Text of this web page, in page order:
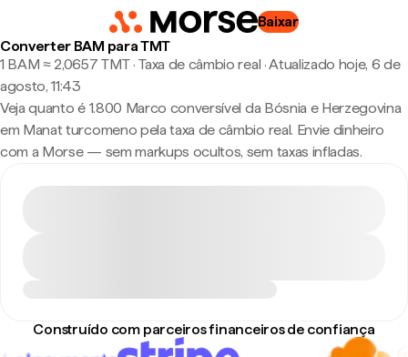
Baixar
Converter BAM para TMT
1 BAM ≈ 2,0657 TMT · Taxa de câmbio real ·Atualizado hoje, 6 de
agosto, 11:43
Veja quanto é 1.800 Marco conversível da Bósnia e Herzegovina
em Manat turcomeno pela taxa de câmbio real. Envie dinheiro
com a Morse — sem markups ocultos, sem taxas infladas.
Construído com parceiros financeiros de confiança